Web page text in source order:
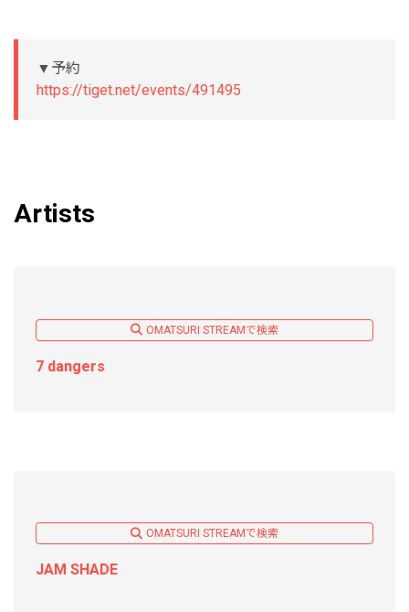
▼予約
https://tiget.net/events/491495
Artists
OMATSURI STREAMで検索
7 dangers
OMATSURI STREAMで検索
JAM SHADE